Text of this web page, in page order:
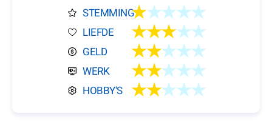
STEMMING★★★★★
LIEFDE ★★★★★
GELD ★★★★★
WERK ★★★★★
HOBBY'S ★★★★★